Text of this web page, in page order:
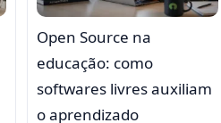
Open Source na
educação: como
softwares livres auxiliam
o aprendizado